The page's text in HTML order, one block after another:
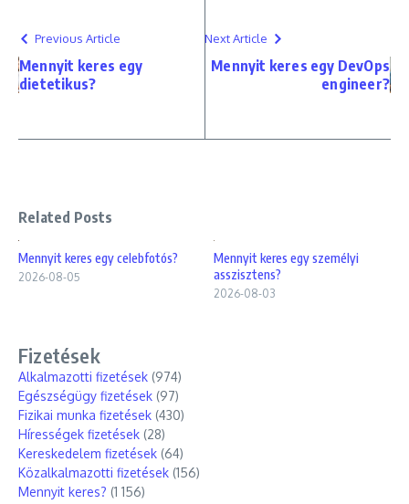
Previous Article
Mennyit keres egy
dietetikus?
Next Article
Mennyit keres egy DevOps
engineer?
Related Posts
Mennyit keres egy celebfotós?
2026-08-05
Mennyit keres egy személyi
asszisztens?
2026-08-03
Fizetések
Alkalmazotti fizetések (974)
Egészségügy fizetések (97)
Fizikai munka fizetések (430)
Hírességek fizetések (28)
Kereskedelem fizetések (64)
Közalkalmazotti fizetések (156)
Mennyit keres? (1 156)